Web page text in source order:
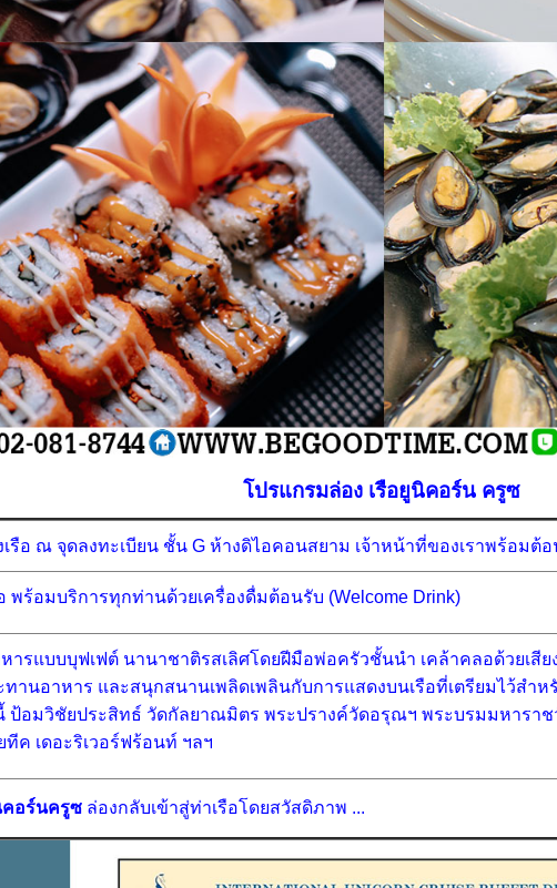
โปรแกรมล่อง เรือยูนิคอร์น ครูซ
เรือ ณ จุดลงทะเบียน ชั้น G ห้างดิไอคอนสยาม เจ้าหน้าที่ของเราพร้อมต้
พร้อมบริการทุกท่านด้วยเครื่องดื่มต้อนรับ (Welcome Drink)
ารแบบบุฟเฟต์ นานาชาติรสเลิศโดยฝีมือพ่อครัวชั้นนำ เคล้าคลอด้วยเสีย
ทานอาหาร และสนุกสนานเพลิดเพลินกับการแสดงบนเรือที่เตรียมไว้สำ
ป้อมวิชัยประสิทธ์ วัดกัลยาณมิตร พระปรางค์วัดอรุณฯ พระบรมมหารา
ทีค เดอะริเวอร์ฟร้อนท์ ฯลฯ
คอร์นครูซ ล่องกลับเข้าสู่ท่าเรือโดยสวัสดิภาพ ...